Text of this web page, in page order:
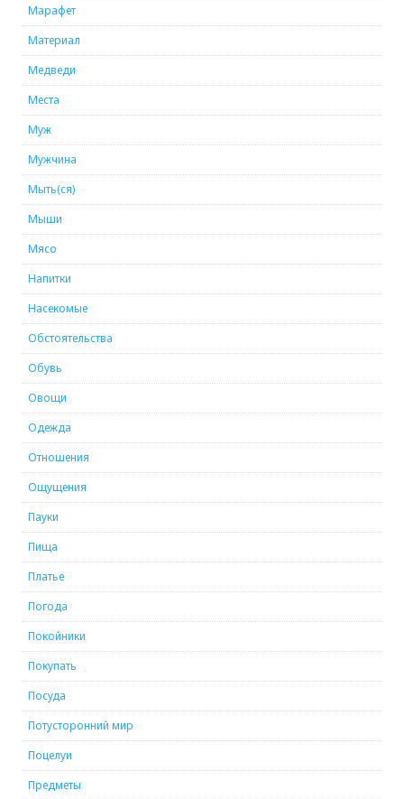
Марафет
Материал
Медведи
Места
Муж
Мужчина
Мыть(ся)
Мыши
Мясо
Напитки
Насекомые
Обстоятельства
Обувь
Овощи
Одежда
Отношения
Ощущения
Пауки
Пища
Платье
Погода
Покойники
Покупать
Посуда
Потусторонний мир
Поцелуи
Предметы